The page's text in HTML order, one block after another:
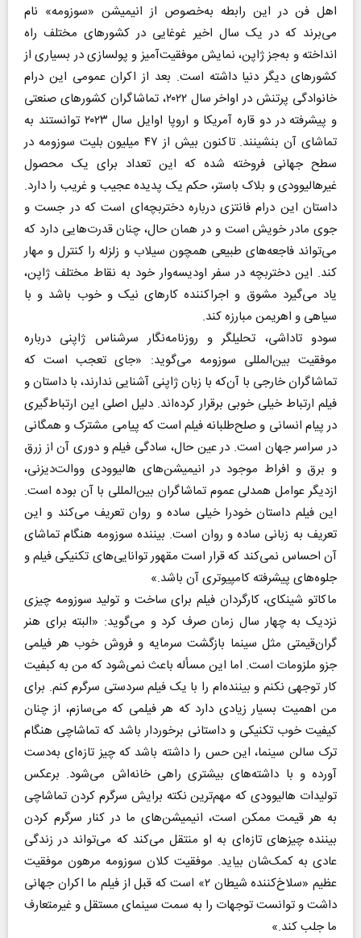
اهل فن در این رابطه به‌خصوص از انیمیشن «سوزومه» نام
می‌برند که در یک سال اخیر غوغایی در کشورهای مختلف راه
انداخته و به‌جز ژاپن، نمایش موفقیت‌آمیز و پولسازی در بسیاری از
کشورهای دیگر دنیا داشته است. بعد از اکران عمومی این درام
خانوادگی پرتنش در اواخر سال ۲۰۲۲، تماشاگران کشورهای صنعتی
و پیشرفته در دو قاره آمریکا و اروپا اوایل سال ۲۰۲۳ توانستند به
تماشای آن بنشینند. تاکنون بیش از ۴۷ میلیون بلیت سوزومه در
سطح جهانی فروخته شده که این تعداد برای یک محصول
غیرهالیوودی و بلاک باستر، حکم یک پدیده عجیب و غریب را دارد.
داستان این درام فانتزی درباره دختربچه‌ای است که در جست و
جوی مادر خویش است و در همان حال، چنان قدرت‌هایی دارد که
می‌تواند فاجعه‌های طبیعی همچون سیلاب و زلزله را کنترل و مهار
کند. این دختربچه در سفر اودیسه‌وار خود به نقاط مختلف ژاپن،
یاد می‌گیرد مشوق و اجرا‌کننده کارهای نیک و خوب باشد و با
سیاهی و اهریمن مبارزه کند.
سودو تاداشی، تحلیلگر و روزنامه‌نگار سرشناس ژاپنی درباره
موفقیت بین‌المللی سوزومه می‌گوید: «جای تعجب است که
تماشاگران خارجی با آن‌که با زبان ژاپنی آشنایی ندارند، با داستان و
فیلم ارتباط خیلی خوبی برقرار کرده‌اند. دلیل اصلی این ارتباط‌گیری
در پیام انسانی و صلح‌طلبانه فیلم است که پیامی مشترک و همگانی
در سراسر جهان است. در عین حال، سادگی فیلم و دوری آن از زرق
و برق و افراط موجود در انیمیشن‌های هالیوودی ووالت‌دیزنی،
ازدیگر عوامل همدلی عموم تماشاگران بین‌المللی با آن بوده است.
این فیلم داستان خودرا خیلی ساده و روان تعریف می‌کند و این
تعریف به زبانی ساده و روان است. بیننده سوزومه هنگام تماشای
آن احساس نمی‌کند که قرار است مقهور توانایی‌های تکنیکی فیلم و
جلوه‌های پیشرفته کامپیوتری آن باشد.»
ماکاتو شینکای، کارگردان فیلم برای ساخت و تولید سوزومه چیزی
نزدیک به چهار سال زمان صرف کرد و می‌گوید: «البته برای هنر
گران‌قیمتی مثل سینما بازگشت سرمایه و فروش خوب هر فیلمی
جزو ملزومات است. اما این مسأله باعث نمی‌شود که من به کبفیت
کار توجهی نکنم و بیننده‌ام را با یک فیلم سردستی سرگرم کنم. برای
من اهمیت بسیار زیادی دارد که هر فیلمی که می‌سازم، از چنان
کیفیت خوب تکنیکی و داستانی برخوردار باشد که تماشاچی هنگام
ترک سالن سینما، این حس را داشته باشد که چیز تازه‌ای به‌دست
آورده و با داشته‌های بیشتری راهی خانه‌اش می‌شود. برعکس
تولیدات هالیوودی که مهم‌ترین نکته برایش سرگرم کردن تماشاچی
به هر قیمت ممکن است، انیمیشن‌های ما در کنار سرگرم کردن
بیننده چیزهای تازه‌ای به او منتقل می‌کند که می‌تواند در زندگی
عادی به کمک‌شان بیاید. موفقیت کلان سوزومه مرهون موفقیت
عظیم «سلاخ‌کننده شیطان ۲» است که قبل از فیلم ما اکران جهانی
داشت و توانست توجهات را به سمت سینمای مستقل و غیرمتعارف
ما جلب کند.»